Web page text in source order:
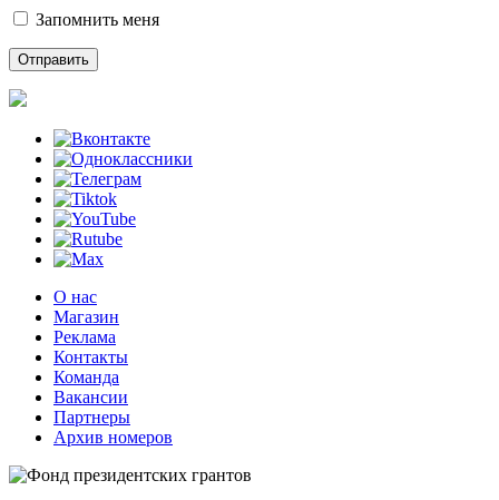
Запомнить меня
О нас
Магазин
Реклама
Контакты
Команда
Вакансии
Партнеры
Архив номеров